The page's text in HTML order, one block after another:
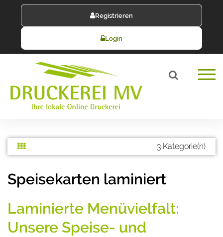
Registrieren
Login
3 Kategorie(n)
Speisekarten laminiert
Laminierte Menüvielfalt:
Unsere Speise- und